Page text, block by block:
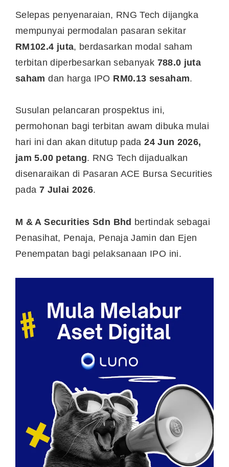
Selepas penyenaraian, RNG Tech dijangka
mempunyai permodalan pasaran sekitar
RM102.4 juta, berdasarkan modal saham
terbitan diperbesarkan sebanyak 788.0 juta
saham dan harga IPO RM0.13 sesaham.
Susulan pelancaran prospektus ini,
permohonan bagi terbitan awam dibuka mulai
hari ini dan akan ditutup pada24 Jun 2026,
jam 5.00 petang. RNG Tech dijadualkan
disenaraikan di Pasaran ACE Bursa Securities
pada 7 Julai 2026.
M & A Securities Sdn Bhd bertindak sebagai
Penasihat, Penaja, Penaja Jamin dan Ejen
Penempatan bagi pelaksanaan IPO ini.